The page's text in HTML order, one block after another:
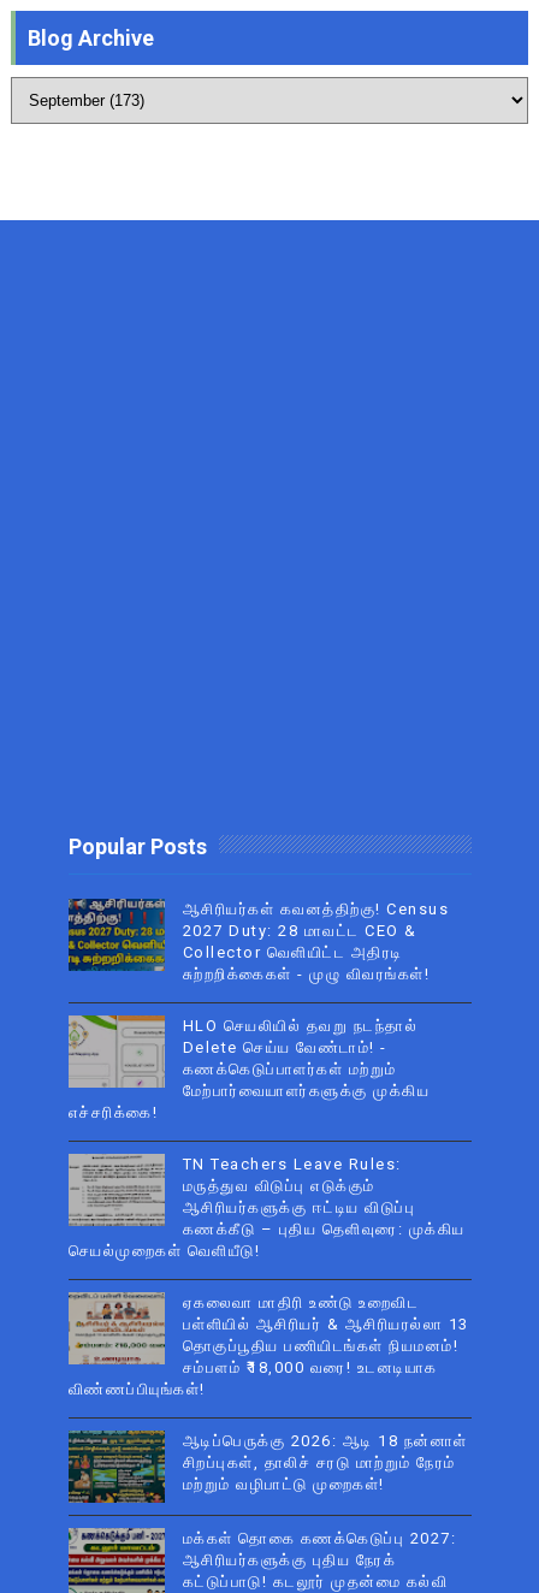
Blog Archive
Popular Posts
ஆசிரியர்கள் கவனத்திற்கு! Census
2027 Duty: 28 மாவட்ட CEO &
Collector வெளியிட்ட அதிரடி
சுற்றறிக்கைகள் - முழு விவரங்கள்!
HLO செயலியில் தவறு நடந்தால்
Delete செய்ய வேண்டாம்! -
கணக்கெடுப்பாளர்கள் மற்றும்
மேற்பார்வையாளர்களுக்கு முக்கிய
எச்சரிக்கை!
TN Teachers Leave Rules:
மருத்துவ விடுப்பு எடுக்கும்
ஆசிரியர்களுக்கு ஈட்டிய விடுப்பு
கணக்கீடு – புதிய தெளிவுரை: முக்கிய
செயல்முறைகள் வெளியீடு!
ஏகலைவா மாதிரி உண்டு உறைவிட
பள்ளியில் ஆசிரியர் & ஆசிரியரல்லா 13
தொகுப்பூதிய பணியிடங்கள் நியமனம்!
சம்பளம் ₹18,000 வரை! உடனடியாக
விண்ணப்பியுங்கள்!
ஆடிப்பெருக்கு 2026: ஆடி 18 நன்னாள்
சிறப்புகள், தாலிச் சரடு மாற்றும் நேரம்
மற்றும் வழிபாட்டு முறைகள்!
மக்கள் தொகை கணக்கெடுப்பு 2027:
ஆசிரியர்களுக்கு புதிய நேரக்
கட்டுப்பாடு! கடலூர் முதன்மை கல்வி